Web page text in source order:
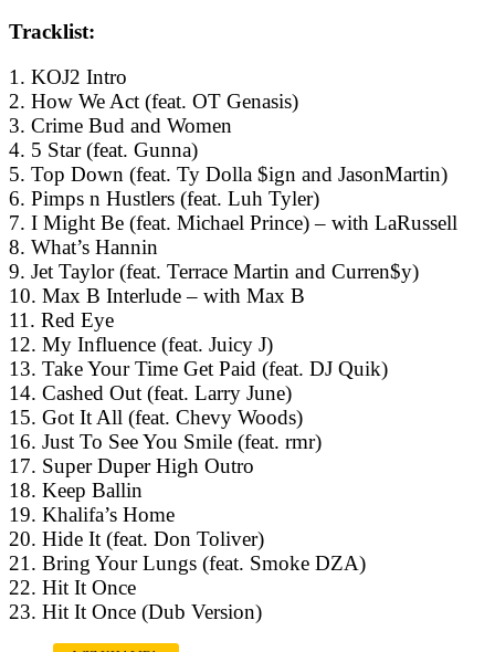
Tracklist:
1. KOJ2 Intro
2. How We Act (feat. OT Genasis)
3. Crime Bud and Women
4. 5 Star (feat. Gunna)
5. Top Down (feat. Ty Dolla $ign and JasonMartin)
6. Pimps n Hustlers (feat. Luh Tyler)
7. I Might Be (feat. Michael Prince) – with LaRussell
8. What’s Hannin
9. Jet Taylor (feat. Terrace Martin and Curren$y)
10. Max B Interlude – with Max B
11. Red Eye
12. My Influence (feat. Juicy J)
13. Take Your Time Get Paid (feat. DJ Quik)
14. Cashed Out (feat. Larry June)
15. Got It All (feat. Chevy Woods)
16. Just To See You Smile (feat. rmr)
17. Super Duper High Outro
18. Keep Ballin
19. Khalifa’s Home
20. Hide It (feat. Don Toliver)
21. Bring Your Lungs (feat. Smoke DZA)
22. Hit It Once
23. Hit It Once (Dub Version)